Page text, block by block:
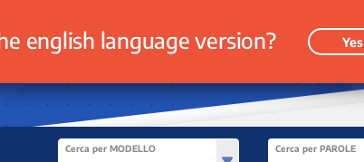
Cerca per MODELLO Cerca per PAROLE
english language version? Yes